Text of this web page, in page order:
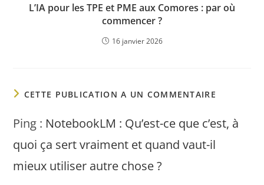
L’IA pour les TPE et PME aux Comores : par où
commencer ?
16 janvier 2026
CETTE PUBLICATION A UN COMMENTAIRE
Ping : NotebookLM : Qu’est-ce que c’est, à
quoi ça sert vraiment et quand vaut-il
mieux utiliser autre chose ?